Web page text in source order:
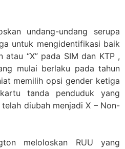
undang-undang serupa
untuk mengidentifikasi baik
atau “X” pada SIM dan KTP ,
mulai berlaku pada tahun
memilih opsi gender ketiga
tanda penduduk yang
diubah menjadi X – Non-
meloloskan RUU yang